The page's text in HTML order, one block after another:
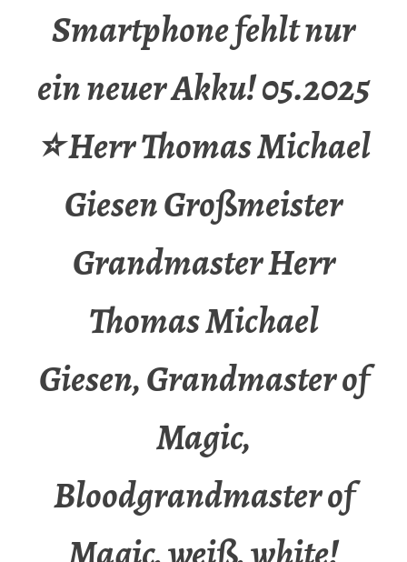
Smartphone fehlt nur
ein neuer Akku! 05.2025
⭐ Herr Thomas Michael
Giesen Großmeister
Grandmaster Herr
Thomas Michael
Giesen, Grandmaster of
Magic,
Bloodgrandmaster of